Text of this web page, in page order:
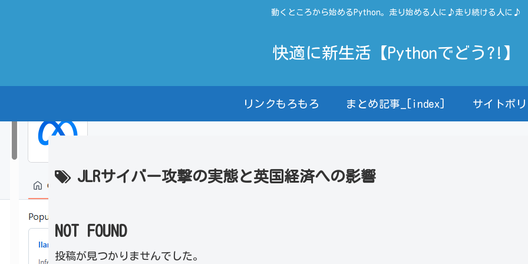
動くところから始めるPython。走り始める人に♪走り続ける人に♪
快適に新生活【Pythonでどう?!】
リンクもろもろ まとめ記事_[index] サイトポ
JLRサイバー攻撃の実態と英国経済への影響
NOT FOUND
投稿が見つかりませんでした。